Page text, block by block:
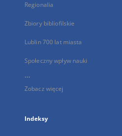
Regionalia
Zbiory bibliofilskie
Lublin 700 lat miasta
Społeczny wpływ nauki
...
Zobacz więcej
Indeksy